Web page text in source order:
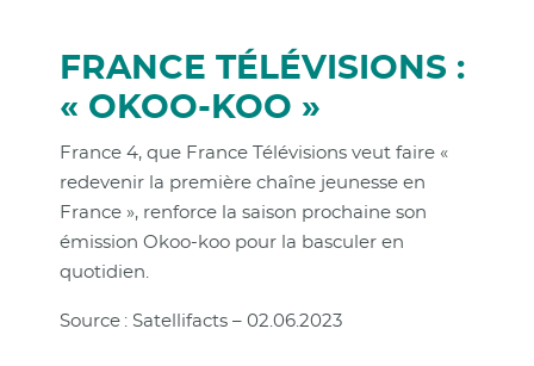
FRANCE TÉLÉVISIONS :
« OKOO-KOO »
France 4, que France Télévisions veut faire «
redevenir la première chaîne jeunesse en
France », renforce la saison prochaine son
émission Okoo-koo pour la basculer en
quotidien.
Source : Satellifacts – 02.06.2023